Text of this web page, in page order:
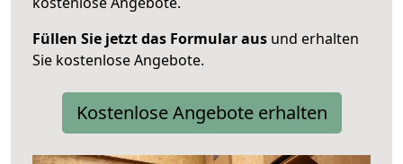
Füllen Sie jetzt das Formular aus und erhalten
Sie kostenlose Angebote.
Kostenlose Angebote erhalten